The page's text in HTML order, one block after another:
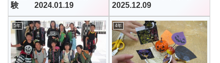
験 2024.01.19
2025.12.09
5年 4年